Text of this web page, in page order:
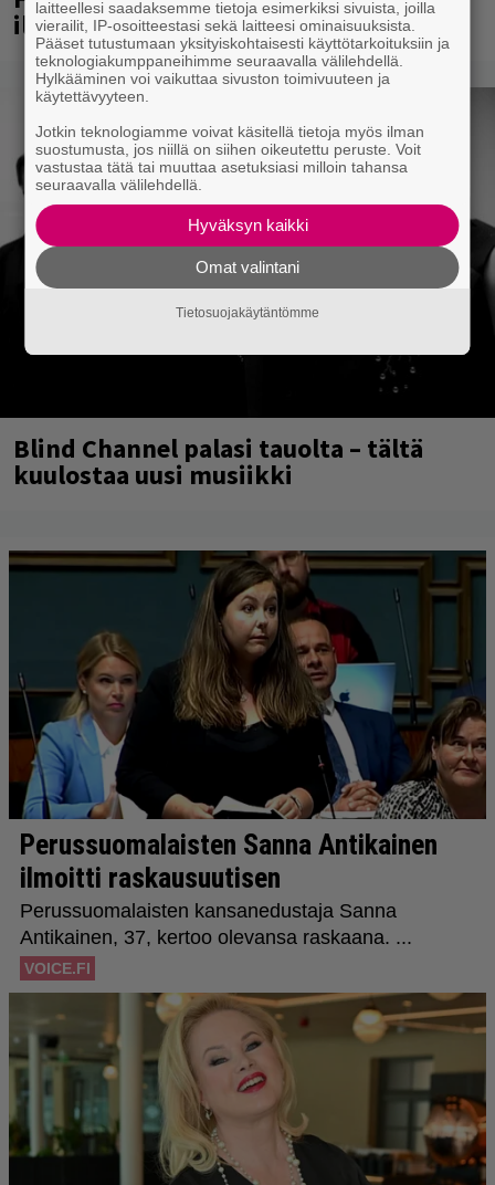
ilmaistapahtumassa loistoesiintyjät
Blind Channel palasi tauolta – tältä
kuulostaa uusi musiikki
laitteellesi saadaksemme tietoja esimerkiksi sivuista, joilla
vierailit, IP-osoitteestasi sekä laitteesi ominaisuuksista.
Pääset tutustumaan yksityiskohtaisesti käyttötarkoituksiin ja
teknologiakumppaneihimme seuraavalla välilehdellä.
Hylkääminen voi vaikuttaa sivuston toimivuuteen ja
käytettävyyteen.
Jotkin teknologiamme voivat käsitellä tietoja myös ilman
suostumusta, jos niillä on siihen oikeutettu peruste. Voit
vastustaa tätä tai muuttaa asetuksiasi milloin tahansa
seuraavalla välilehdellä.
Hyväksyn kaikki
Omat valintani
Tietosuojakäytäntömme